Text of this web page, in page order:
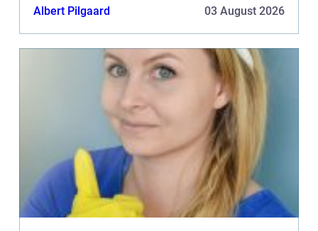
er selvfølgelig ikke alle...
Albert Pilgaard 03 August 2026